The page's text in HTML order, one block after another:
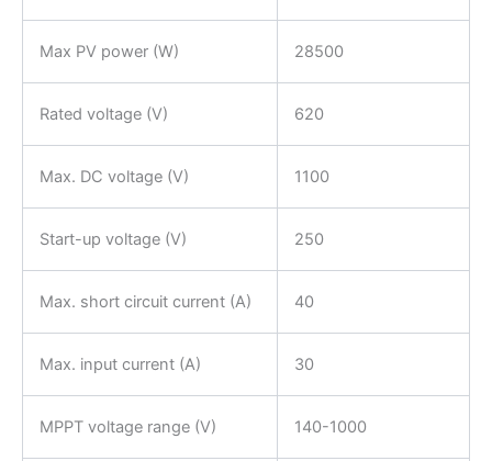
Max PV power (W) 28500
Rated voltage (V) 620
Max. DC voltage (V) 1100
Start-up voltage (V) 250
Max. short circuit current (A) 40
Max. input current (A) 30
MPPT voltage range (V) 140-1000